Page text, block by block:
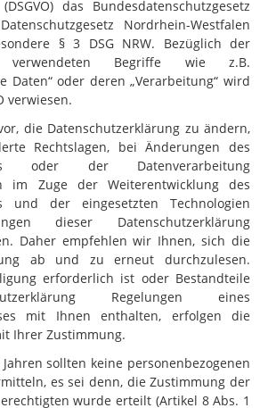
das Bundesdatenschutzgesetz
Nordrhein-Westfalen
§ 3 DSG NRW. Bezüglich der
Begriffe wie z.B.
Daten“ oder deren „Verarbeitung“ wird
verwiesen.
die Datenschutzerklärung zu ändern,
Rechtslagen, bei Änderungen des
oder der Datenverarbeitung
im Zuge der Weiterentwicklung des
und der eingesetzten Technologien
dieser Datenschutzerklärung
Daher empfehlen wir Ihnen, sich die
ab und zu erneut durchzulesen.
erforderlich ist oder Bestandteile
Regelungen eines
mit Ihnen enthalten, erfolgen die
Ihrer Zustimmung.
sollten keine personenbezogenen
es sei denn, die Zustimmung der
wurde erteilt (Artikel 8 Abs. 1